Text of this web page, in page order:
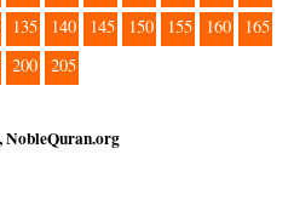
135 140 145 150 155 160
165
200 205
NobleQuran.org